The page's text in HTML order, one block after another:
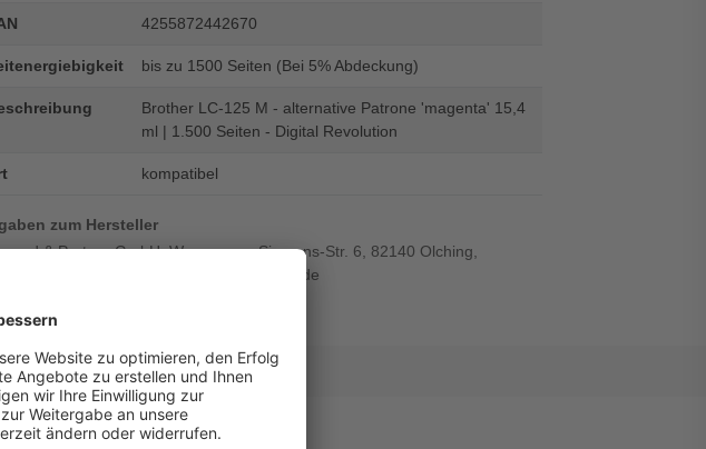
4255872442670
bis zu 1500 Seiten (Bei 5% Abdeckung)
Brother LC-125 M - alternative Patrone 'magenta' 15,4
ml | 1.500 Seiten - Digital Revolution
kompatibel
zum Hersteller
& Partner GmbH, Werner-von-Siemens-Str. 6, 82140 Olching,
E-Mail: service@wiegand-gmbh.de